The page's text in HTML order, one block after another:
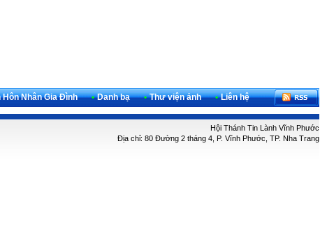
Hôn Nhân Gia Đình • Danh bạ • Thư viện ảnh • Liên hệ
Hội Thánh Tin Lành Vĩnh Phước
Địa chỉ: 80 Đường 2 tháng 4, P. Vĩnh Phước, TP. Nha Trang